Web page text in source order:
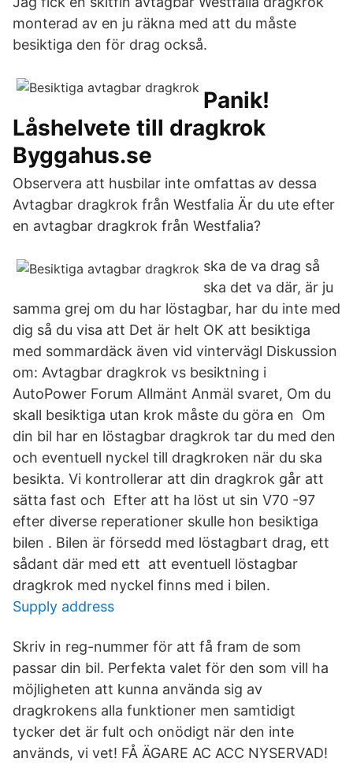
monterad av en ju räkna med att du måste
besiktiga den för drag också.
Panik!
Låshelvete till dragkrok
Byggahus.se
Observera att husbilar inte omfattas av dessa
Avtagbar dragkrok från Westfalia Är du ute efter
en avtagbar dragkrok från Westfalia?
ska de va drag så
ska det va där, är ju
samma grej om du har löstagbar, har du inte med
dig så du visa att Det är helt OK att besiktiga
med sommardäck även vid vintervägl Diskussion
om: Avtagbar dragkrok vs besiktning i
AutoPower Forum Allmänt Anmäl svaret, Om du
skall besiktiga utan krok måste du göra en Om
din bil har en löstagbar dragkrok tar du med den
och eventuell nyckel till dragkroken när du ska
besikta. Vi kontrollerar att din dragkrok går att
sätta fast och Efter att ha löst ut sin V70 -97
efter diverse reperationer skulle hon besiktiga
bilen . Bilen är försedd med löstagbart drag, ett
sådant där med ett att eventuell löstagbar
dragkrok med nyckel finns med i bilen.
Supply address
Skriv in reg-nummer för att få fram de som
passar din bil. Perfekta valet för den som vill ha
möjligheten att kunna använda sig av
dragkrokens alla funktioner men samtidigt
tycker det är fult och onödigt när den inte
används, vi vet! FÅ ÄGARE AC ACC NYSERVAD!